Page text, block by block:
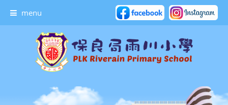
menu